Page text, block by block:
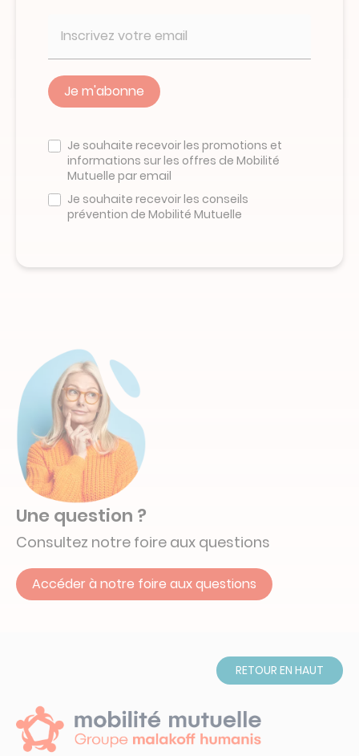
pas
remplir
champ
Je souhaite recevoir les promotions et
informations sur les offres de Mobilité
Mutuelle par email
Je souhaite recevoir les conseils
prévention de Mobilité Mutuelle
Une question ?
Consultez notre foire aux questions
Accéder à notre foire aux questions
RETOUR EN HAUT